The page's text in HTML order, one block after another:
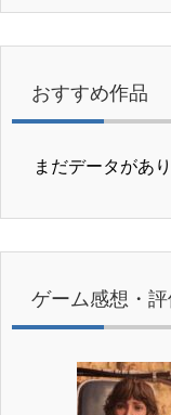
おすすめ作品
まだデータがあ
ゲーム感想・評